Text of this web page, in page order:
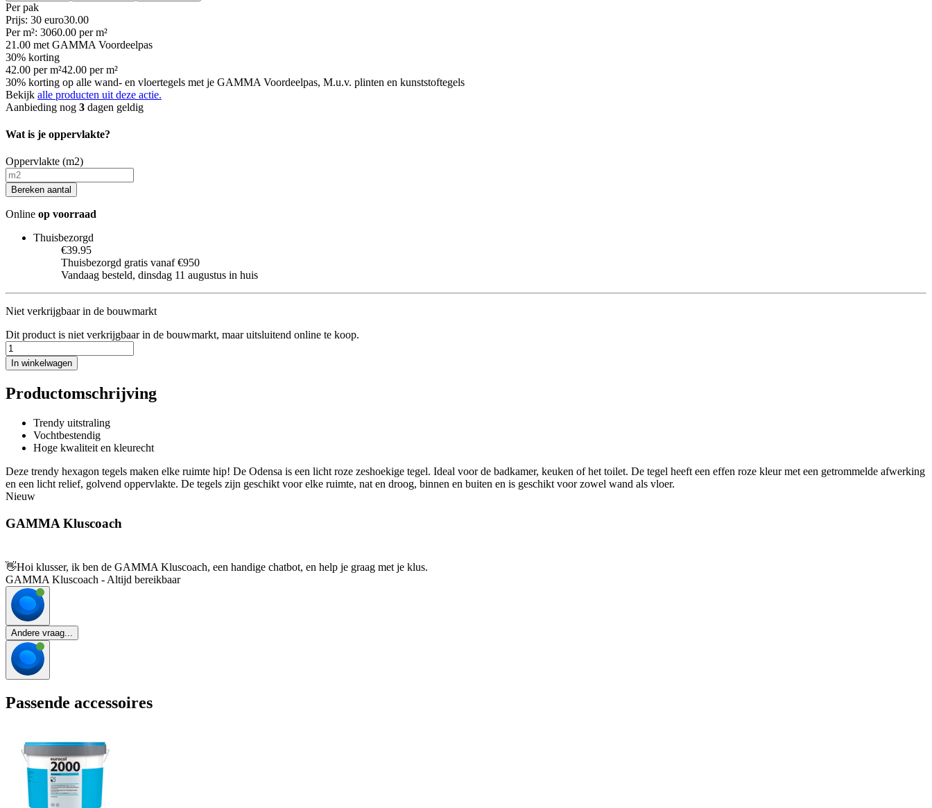
Per pak
Prijs: 30 euro30.00
Per m²: 3060.00 per m²
21.00 met GAMMA Voordeelpas
30% korting
42.00 per m²42.00 per m²
30% korting op alle wand- en vloertegels met je GAMMA Voordeelpas, M.u.v. plinten en kunststoftegels
Bekijk alle producten uit deze actie.
Aanbieding nog 3 dagen geldig
Wat is je oppervlakte?
Oppervlakte (m2)
Bereken aantal
Online op voorraad
Thuisbezorgd
€39.95
Thuisbezorgd gratis vanaf €950
Vandaag besteld, dinsdag 11 augustus in huis
Niet verkrijgbaar in de bouwmarkt
Dit product is niet verkrijgbaar in de bouwmarkt, maar uitsluitend online te koop.
In winkelwagen
Productomschrijving
Trendy uitstraling
Vochtbestendig
Hoge kwaliteit en kleurecht
Deze trendy hexagon tegels maken elke ruimte hip! De Odensa is een licht roze zeshoekige tegel. Ideal voor de badkamer, keuken of het toilet. De tegel heeft een effen roze kleur met een getrommelde afwerking
en een licht relief, golvend oppervlakte. De tegels zijn geschikt voor elke ruimte, nat en droog, binnen en buiten en is geschikt voor zowel wand als vloer.
Nieuw
GAMMA Kluscoach
👋Hoi klusser, ik ben de GAMMA Kluscoach, een handige chatbot, en help je graag met je klus.
GAMMA Kluscoach - Altijd bereikbaar
Andere vraag...
Passende accessoires